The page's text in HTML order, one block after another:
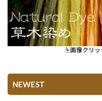
☝︎画像クリ
NEWEST